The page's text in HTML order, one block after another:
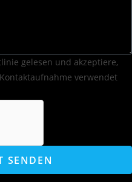
gelesen und akzeptiere,
verwendet
SENDEN